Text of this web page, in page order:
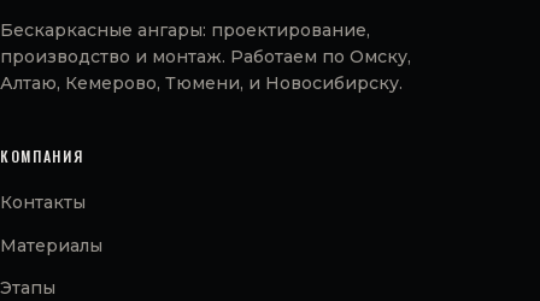
Бескаркасные ангары: проектирование,
производство и монтаж. Работаем по Омску,
Алтаю, Кемерово, Тюмени, и Новосибирску.
КОМПАНИЯ
Контакты
Материалы
Этапы